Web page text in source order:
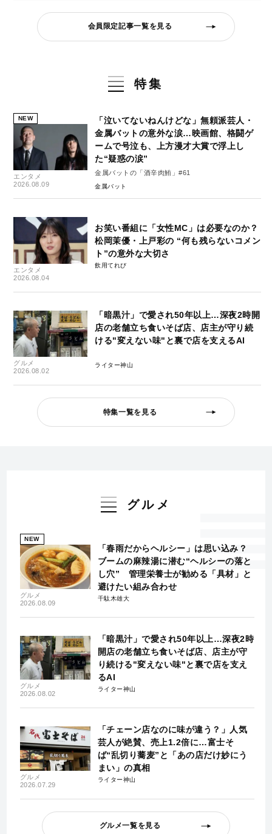
会員限定記事一覧を見る
特集
NEW
エンタメ
2026.08.09
「泣いてないねんけどな」無頼派芸人・
金属バットの意外な涙…映画館、格闘ゲ
ームで号泣も、上方漫才大賞で浮上し
た“疑惑の涙”
金属バットの「酒辛肉鮪」#61
金属バット
エンタメ
2026.08.04
お笑い番組に「女性MC」は必要なのか？
松岡茉優・上戸彩の “何も残らないコメン
ト”の意外な大切さ
飲用てれび
グルメ
2026.08.02
「暗黒汁」で愛され50年以上…深夜2時開
店の老舗立ち食いそば店、店主が守り続
ける"変えない味"と裏で店を支えるAI
ライター神山
特集一覧を見る
グルメ
NEW
グルメ
2026.08.09
「春雨だからヘルシー」は思い込み？
ブームの麻辣湯に潜む“ヘルシーの落と
し穴” 管理栄養士が勧める「具材」と
避けたい組み合わせ
千駄木雄大
グルメ
2026.08.02
「暗黒汁」で愛され50年以上…深夜2時
開店の老舗立ち食いそば店、店主が守
り続ける"変えない味"と裏で店を支え
るAI
ライター神山
グルメ
2026.07.29
「チェーン店なのに味が違う？」人気
芸人が絶賛、売上1.2倍に…富士そ
ば“乱切り蕎麦”と「あの店だけ妙にう
まい」の真相
ライター神山
グルメ一覧を見る